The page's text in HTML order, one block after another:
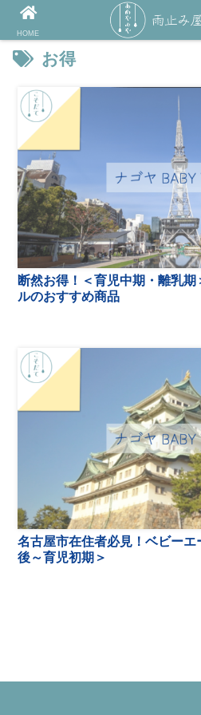
お得
断然お得！＜育児中期・離乳
ルのおすすめ商品
名古屋市在住者必見！ベビー
後～育児初期＞
HOME